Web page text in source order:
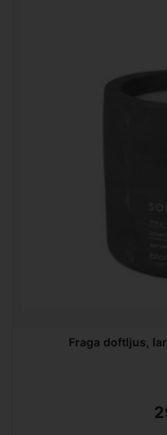
Fraga doftljus,